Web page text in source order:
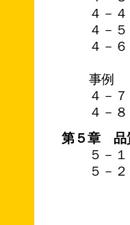
４－
４－
４－
４－
事例
４－
４－
第５章 品
５－
５－
５－
５－
５－